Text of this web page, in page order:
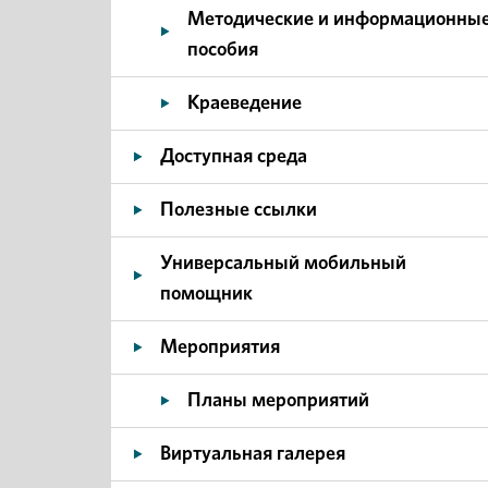
Методические и
пособия
Краеведение
Доступная среда
Полезные ссылки
Универсальный мобильный
помощник
Мероприятия
Планы мероприятий
Виртуальная галерея